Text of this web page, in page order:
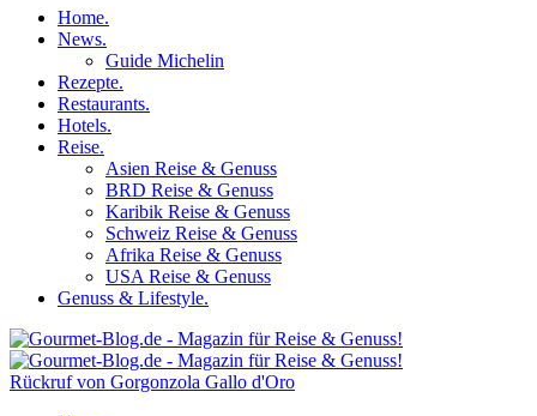
Home.
News.
Guide Michelin
Rezepte.
Restaurants.
Hotels.
Reise.
Asien Reise & Genuss
BRD Reise & Genuss
Karibik Reise & Genuss
Schweiz Reise & Genuss
Afrika Reise & Genuss
USA Reise & Genuss
Genuss & Lifestyle.
Rückruf von Gorgonzola Gallo d'Oro